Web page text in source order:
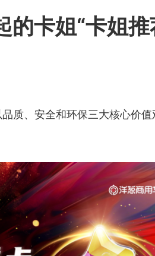
的卡姐“卡姐
质、安全和环保三大核心价值